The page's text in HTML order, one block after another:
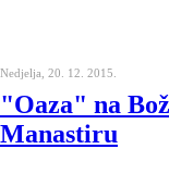
Nedjelja, 20. 12. 2015.
"Oaza" na
Manastiru